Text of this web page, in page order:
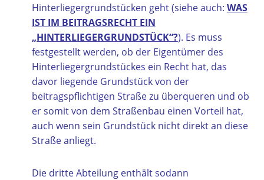
Hinterliegergrundstücken geht (siehe auch: WAS
IST IM BEITRAGSRECHT EIN
„HINTERLIEGERGRUNDSTÜCK“?). Es muss
festgestellt werden, ob der Eigentümer des
Hinterliegergrundstückes ein Recht hat, das
davor liegende Grundstück von der
beitragspflichtigen Straße zu überqueren und ob
er somit von dem Straßenbau einen Vorteil hat,
auch wenn sein Grundstück nicht direkt an diese
Straße anliegt.
Die dritte Abteilung enthält sodann